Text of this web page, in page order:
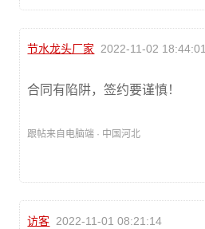
节水龙头厂家 2022-11-02 18:44:01
合同有陷阱，签约要谨慎！
跟帖来自电脑端 · 中国河北
访客 2022-11-01 08:21:14